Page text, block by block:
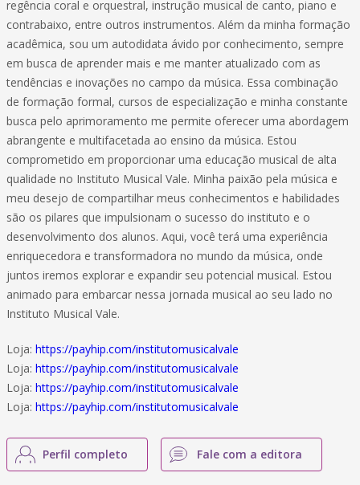
regência coral e orquestral, instrução musical de canto, piano e
contrabaixo, entre outros instrumentos. Além da minha formação
acadêmica, sou um autodidata ávido por conhecimento, sempre
em busca de aprender mais e me manter atualizado com as
tendências e inovações no campo da música. Essa combinação
de formação formal, cursos de especialização e minha constante
busca pelo aprimoramento me permite oferecer uma abordagem
abrangente e multifacetada ao ensino da música. Estou
comprometido em proporcionar uma educação musical de alta
qualidade no Instituto Musical Vale. Minha paixão pela música e
meu desejo de compartilhar meus conhecimentos e habilidades
são os pilares que impulsionam o sucesso do instituto e o
desenvolvimento dos alunos. Aqui, você terá uma experiência
enriquecedora e transformadora no mundo da música, onde
juntos iremos explorar e expandir seu potencial musical. Estou
animado para embarcar nessa jornada musical ao seu lado no
Instituto Musical Vale.
Loja: https://payhip.com/institutomusicalvale
Loja: https://payhip.com/institutomusicalvale
Loja: https://payhip.com/institutomusicalvale
Loja: https://payhip.com/institutomusicalvale
Perfil completo Fale com a editora